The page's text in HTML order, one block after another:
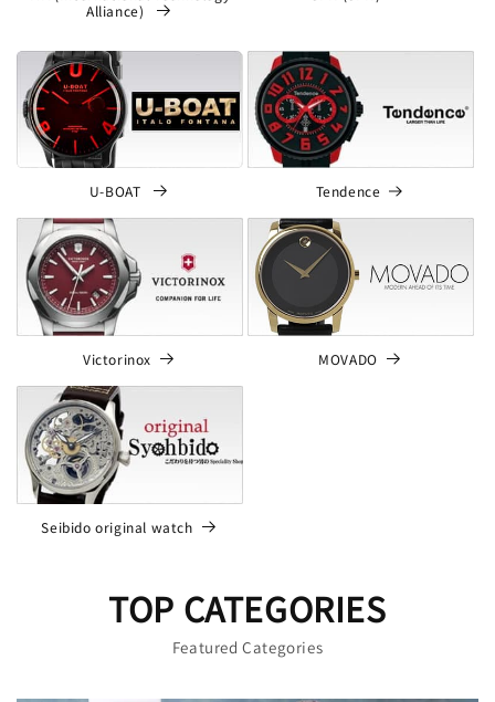
Alliance)
U-BOAT Tendence
Victorinox MOVADO
Seibido original watch
TOP CATEGORIES
Featured Categories